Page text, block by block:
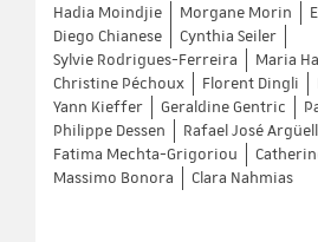
Hadia Moindjie Morgane Morin
Diego Chianese
Cynthia Seiler
Sylvie Rodrigues-Ferreira
Maria
Christine Péchoux
Florent Dingli
Yann Kieffer
Geraldine Gentric
Philippe Dessen
Rafael José
Fatima Mechta-Grigoriou
Massimo Bonora
Clara Nahmias